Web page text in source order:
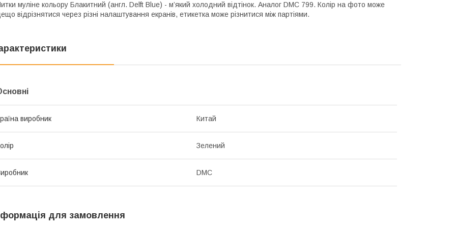
муліне кольору Блакитний (англ. Delft Blue) - м’який холодний відтінок. Аналог DMC 799. Колір на фото може
відрізнятися через різні налаштування екранів, етикетка може різнитися між партіями.
виробник Китай
Зелений
DMC
для замовлення